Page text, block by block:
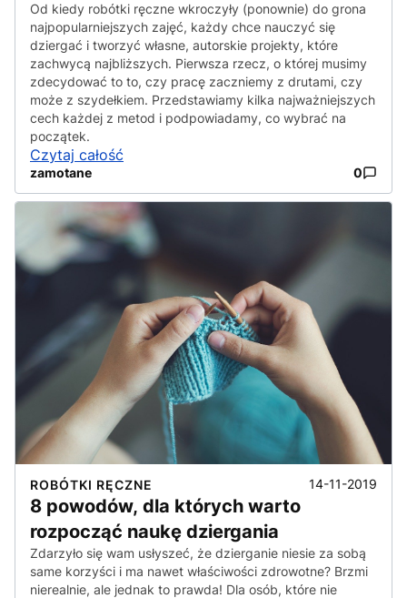
Od kiedy robótki ręczne wkroczyły (ponownie) do grona
najpopularniejszych zajęć, każdy chce nauczyć się
dziergać i tworzyć własne, autorskie projekty, które
zachwycą najbliższych. Pierwsza rzecz, o której musimy
zdecydować to to, czy pracę zaczniemy z drutami, czy
może z szydełkiem. Przedstawiamy kilka najważniejszych
cech każdej z metod i podpowiadamy, co wybrać na
początek.
Czytaj całość
zamotane 0
ROBÓTKI RĘCZNE 14-11-2019
8 powodów, dla których warto
rozpocząć naukę dziergania
Zdarzyło się wam usłyszeć, że dzierganie niesie za sobą
same korzyści i ma nawet właściwości zdrowotne? Brzmi
nierealnie, ale jednak to prawda! Dla osób, które nie